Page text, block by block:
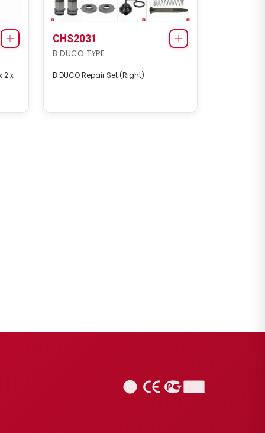
2 x
CHS2031
B DUCO TYPE
B DUCO Repair Set (Right)